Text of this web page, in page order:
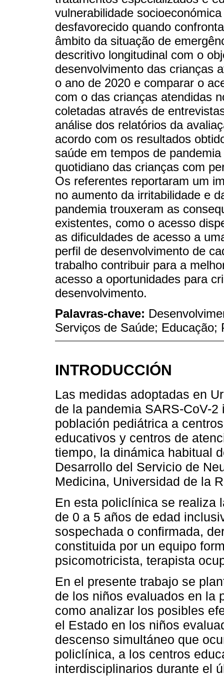
vulnerabilidade
desfavorecido quando
âmbito da situação de
descritivo longitudinal com o
desenvolvimento das crianças
o ano de 2020 e comparar o
com o das crianças atendidas
coletadas através de
análise dos relatórios da
acordo com os resultados
saúde em tempos de
quotidiano das crianças com
Os referentes reportaram um
no aumento da irritabilidade e
pandemia trouxeram as
existentes, como o acesso
as dificuldades de acesso a
perfil de desenvolvimento de
trabalho contribuir para a
acesso a oportunidades para
desenvolvimento.
Palavras-chave:
Serviços de Saúde; Educação;
INTRODUCCIÓN
Las medidas adoptadas en
de la pandemia SARS-CoV-
población pediátrica a
educativos y centros de
tiempo, la dinámica habitual
Desarrollo del Servicio de
Medicina, Universidad de la
En esta policlínica se realiza
de 0 a 5 años de edad
sospechada o confirmada,
constituida por un equipo
psicomotricista, terapista
En el presente trabajo se
de los niños evaluados en la
como analizar los posibles
el Estado en los niños
descenso simultáneo que
policlínica, a los centros
interdisciplinarios durante el